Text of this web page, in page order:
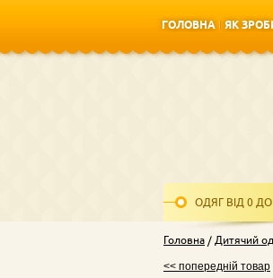
ГОЛОВНА
ЯК
ОДЯГ ВІД 0
Головна Дитячий
<< попередній товар